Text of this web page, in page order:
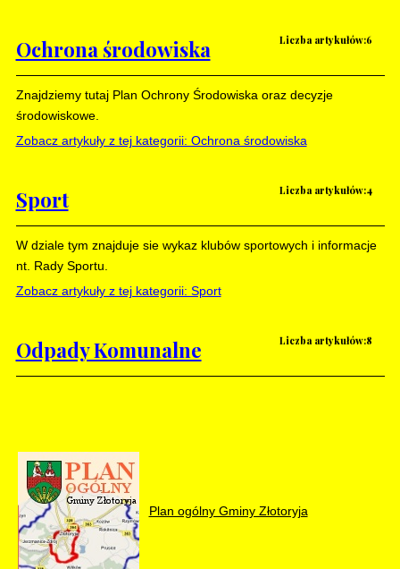
Ochrona środowiska Liczba artykułów:6
Znajdziemy tutaj Plan Ochrony Środowiska oraz decyzje
środowiskowe.
Zobacz artykuły z tej kategorii: Ochrona środowiska
Sport Liczba artykułów:4
W dziale tym znajduje sie wykaz klubów sportowych i informacje
nt. Rady Sportu.
Zobacz artykuły z tej kategorii: Sport
Odpady Komunalne Liczba artykułów:8
Plan ogólny Gminy Złotoryja